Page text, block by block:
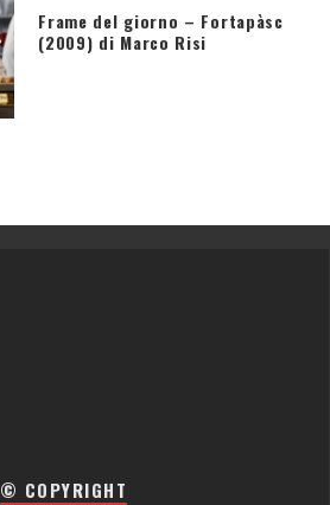
Frame del giorno – Fortapàsc
(2009) di Marco Risi
© COPYRIGHT